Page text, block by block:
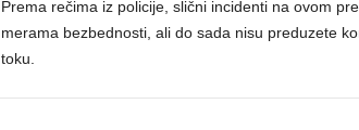
Prema rečima iz policije, slični incidenti na ovom
merama bezbednosti, ali do sada nisu preduzete
toku.